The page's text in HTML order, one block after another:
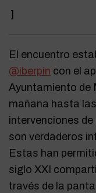
]
El encuentro
@iberpin con el
Ayuntamiento de
mañana hasta
intervenciones
son verdaderos
Estas han
siglo XXI
través de la